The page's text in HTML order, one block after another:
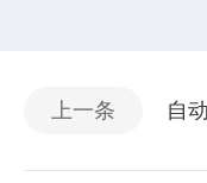
上一条 自